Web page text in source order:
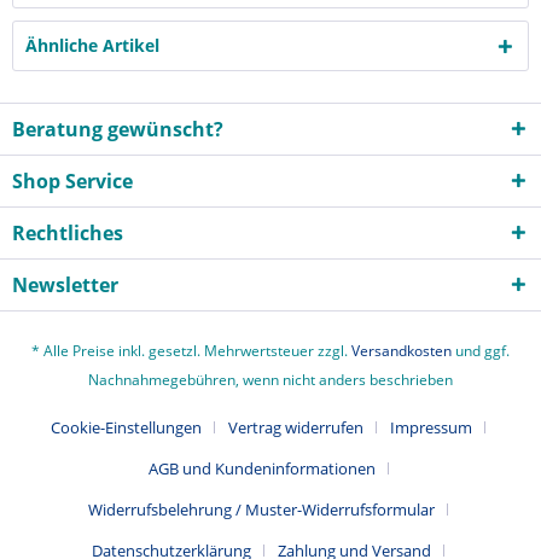
Ähnliche Artikel
Beratung gewünscht?
Shop Service
Rechtliches
Newsletter
* Alle Preise inkl. gesetzl. Mehrwertsteuer zzgl.Versandkosten und ggf.
Nachnahmegebühren, wenn nicht anders beschrieben
Cookie-Einstellungen Vertrag widerrufen
Impressum
AGB und Kundeninformationen
Widerrufsbelehrung / Muster-Widerrufsformular
Datenschutzerklärung
Zahlung und Versand